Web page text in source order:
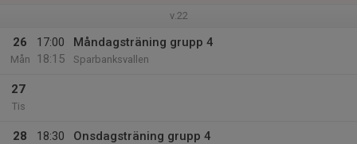
v.22
26
Mån
17:00
18:15
Måndagsträning grupp 4
Sparbanksvallen
27
Tis
28
18:30
Onsdagsträning grupp 4